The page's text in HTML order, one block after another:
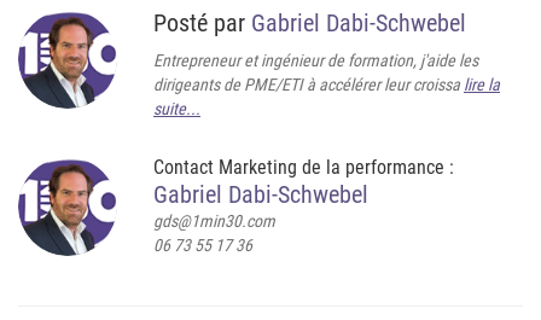
Posté par Gabriel Dabi-Schwebel
Entrepreneur et ingénieur de formation, j'aide les
dirigeants de PME/ETI à accélérer leur croissa lire la
suite...
Contact Marketing de la performance :
Gabriel Dabi-Schwebel
gds@1min30.com
06 73 55 17 36